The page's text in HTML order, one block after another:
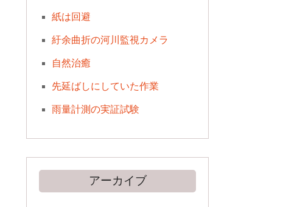
紙は回避
紆余曲折の河川監視カメラ
自然治癒
先延ばしにしていた作業
雨量計測の実証試験
アーカイブ